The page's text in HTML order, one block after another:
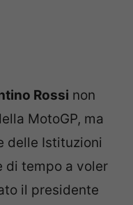
Rossi non
MotoGP, ma
delle Istituzioni
di tempo a voler
il presidente